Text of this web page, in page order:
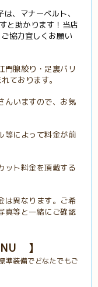
、マナーベルト、
と助かります！当店
協力宜しくお願い
腺絞り・足裏バリ
ております。
んいますので、お気
等によって料金が前
ット料金を頂戴する
は異なります。ご希
真等と一緒にご確認
】
準装備でどなたでもご